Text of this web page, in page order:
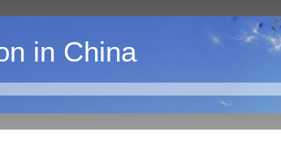
in China